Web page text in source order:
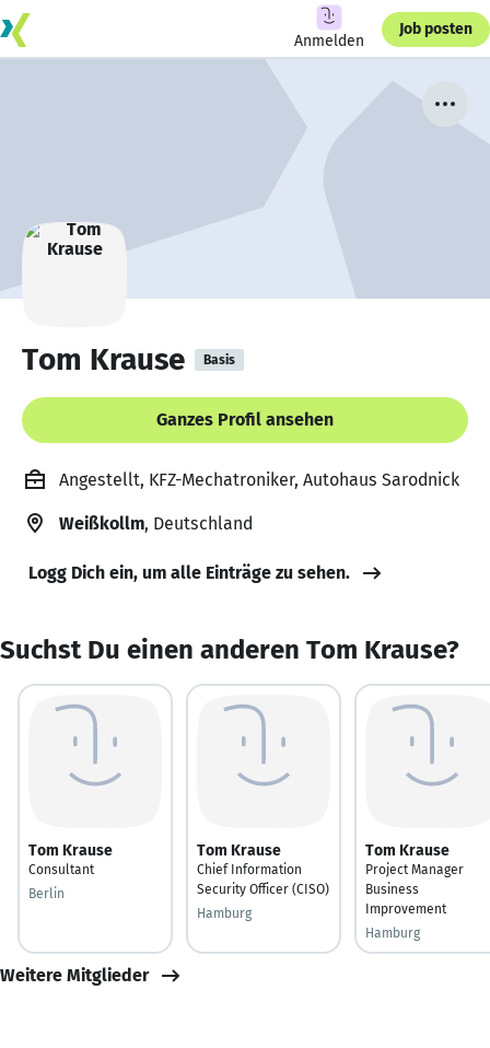
Anmelden
Job posten
Tom Krause Basis
Ganzes Profil ansehen
Angestellt, KFZ-Mechatroniker, Autohaus Sarodnick
Weißkollm, Deutschland
Logg Dich ein, um alle Einträge zu sehen.
Suchst Du einen anderen Tom Krause?
Tom Krause
Consultant
Berlin
Tom Krause
Chief Information
Security Officer (CISO)
Hamburg
Tom Krause
Project Manager
Business
Improvement
Hamburg
Weitere Mitglieder